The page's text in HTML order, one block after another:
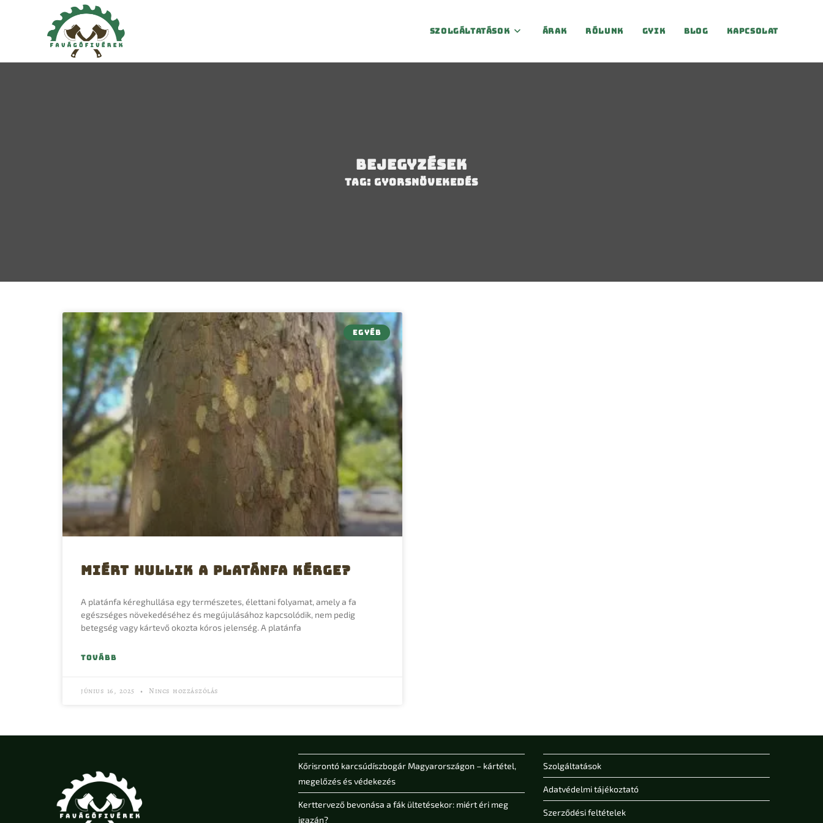
Szolgáltatások Árak Rólunk Gyik Blog Kapcsolat
Bejegyzések
Tag: gyorsnövekedés
EGYÉB
Miért hullik a platánfa kérge?
A platánfa kéreghullása egy természetes, élettani folyamat, amely a fa
egészséges növekedéséhez és megújulásához kapcsolódik, nem pedig
betegség vagy kártevő okozta kóros jelenség. A platánfa
TOVÁBB
június 16, 2025 Nincs hozzászólás
Kőrisrontó karcsúdíszbogár Magyarországon – kártétel,
megelőzés és védekezés
Kerttervező bevonása a fák ültetésekor: miért éri meg
igazán?
Szolgáltatások
Adatvédelmi tájékoztató
Szerződési feltételek